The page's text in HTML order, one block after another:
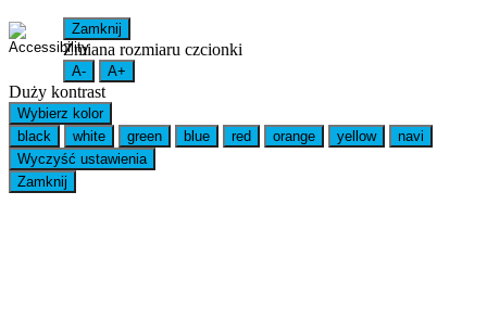
Zamknij
Zmiana rozmiaru czcionki
A- A+
Duży kontrast
Wybierz kolor
black
white green blue red orange yellow
navi
Wyczyść ustawienia
Zamknij